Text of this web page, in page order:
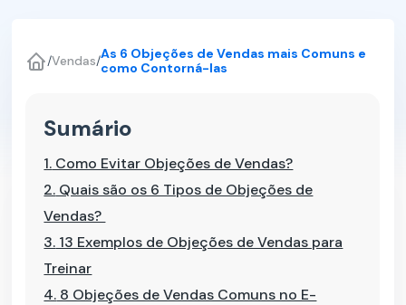
/Vendas/As 6 Objeções de Vendas mais Comuns e
como Contorná-las
Sumário
1. Como Evitar Objeções de Vendas?
2. Quais são os 6 Tipos de Objeções de
Vendas?
3. 13 Exemplos de Objeções de Vendas para
Treinar
4. 8 Objeções de Vendas Comuns no E-